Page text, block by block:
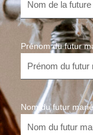
Prénom du futur
Nom du futur